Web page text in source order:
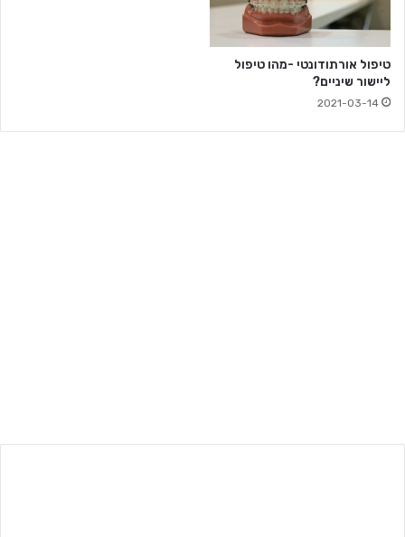
טיפול אורתודונטי -מהו טיפול
ליישור שיניים?
2021-03-14